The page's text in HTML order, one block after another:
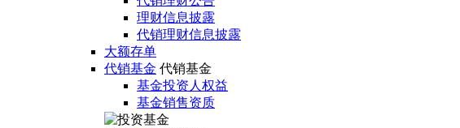
理财信息披露
代销理财信息披露
大额存单
代销基金 代销基金
基金投资人权益
基金销售资质